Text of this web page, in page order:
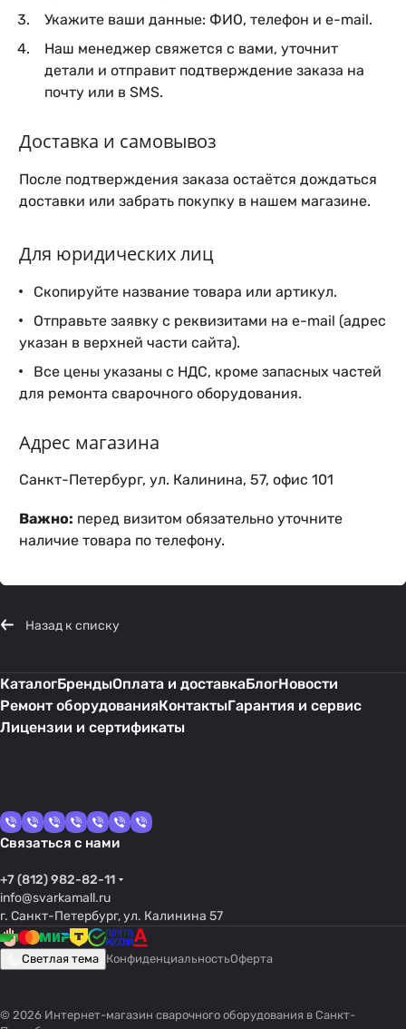
Укажите ваши данные: ФИО, телефон и e-mail.
Наш менеджер свяжется с вами, уточнит
детали и отправит подтверждение заказа на
почту или в SMS.
Доставка и самовывоз
После подтверждения заказа остаётся дождаться
доставки или забрать покупку в нашем магазине.
Для юридических лиц
Скопируйте название товара или артикул.
Отправьте заявку с реквизитами на e-mail (адрес
указан в верхней части сайта).
Все цены указаны с НДС, кроме запасных частей
для ремонта сварочного оборудования.
Адрес магазина
Санкт-Петербург, ул. Калинина, 57, офис 101
Важно: перед визитом обязательно уточните
наличие товара по телефону.
Назад к списку
КаталогБрендыОплата и доставкаБлогНовости
Ремонт оборудованияКонтактыГарантия и сервис
Лицензии и сертификаты
Связаться с нами
+7 (812) 982-82-11
info@svarkamall.ru
г. Санкт-Петербург, ул. Калинина 57
Светлая тема КонфиденциальностьОферта
© 2026 Интернет-магазин сварочного оборудования в Санкт-